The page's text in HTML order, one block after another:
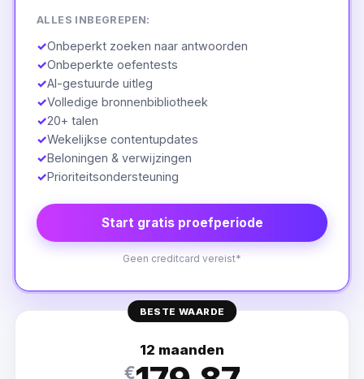
ALLES INBEGREPEN:
✓Onbeperkt zoeken naar antwoorden
✓Onbeperkte oefentests
✓AI-gestuurde uitleg
✓Volledige bronnenbibliotheek
✓20+ talen
✓Wekelijkse contentupdates
✓Beloningen & verwijzingen
✓Prioriteitsondersteuning
Start gratis proefperiode
Geen creditcard vereist*
BESTE WAARDE
12 maanden
€